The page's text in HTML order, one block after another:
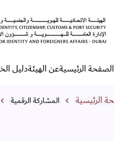
استبيان سعادة
القائمة الرئيسية
الصفحة الرئيسيةعن الهيئةدليل
مسار التنقل
الرئيسية المشاركة الرقمية